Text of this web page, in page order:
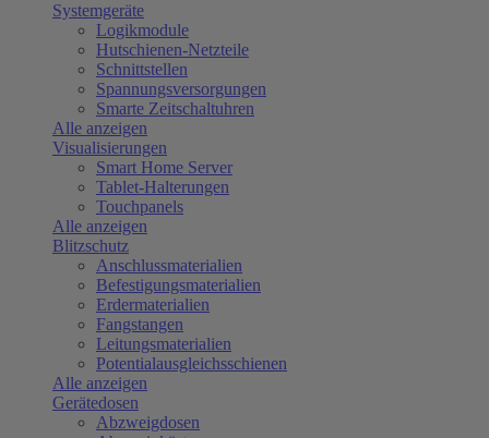
Systemgeräte
Logikmodule
Hutschienen-Netzteile
Schnittstellen
Spannungsversorgungen
Smarte Zeitschaltuhren
Alle anzeigen
Visualisierungen
Smart Home Server
Tablet-Halterungen
Touchpanels
Alle anzeigen
Blitzschutz
Anschlussmaterialien
Befestigungsmaterialien
Erdermaterialien
Fangstangen
Leitungsmaterialien
Potentialausgleichsschienen
Alle anzeigen
Gerätedosen
Abzweigdosen